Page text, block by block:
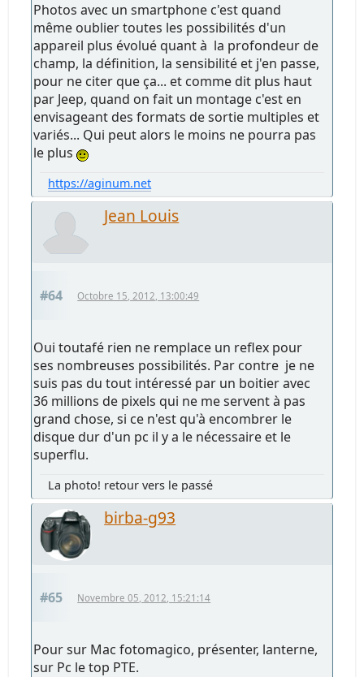
Photos avec un smartphone c'est quand
même oublier toutes les possibilités d'un
appareil plus évolué quant à la profondeur de
champ, la définition, la sensibilité et j'en passe,
pour ne citer que ça... et comme dit plus haut
par Jeep, quand on fait un montage c'est en
envisageant des formats de sortie multiples et
variés... Qui peut alors le moins ne pourra pas
le plus
https://aginum.net
Jean Louis
#64 Octobre 15, 2012, 13:00:49
Oui toutafé rien ne remplace un reflex pour
ses nombreuses possibilités. Par contre je ne
suis pas du tout intéressé par un boitier avec
36 millions de pixels qui ne me servent à pas
grand chose, si ce n'est qu'à encombrer le
disque dur d'un pc il y a le nécessaire et le
superflu.
La photo! retour vers le passé
birba-g93
#65 Novembre 05, 2012, 15:21:14
Pour sur Mac fotomagico, présenter, lanterne,
sur Pc le top PTE.